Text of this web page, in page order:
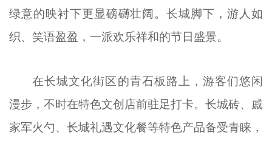
绿意的映衬下更显磅礴壮阔。长城脚下，游人如
织、笑语盈盈，一派欢乐祥和的节日盛景。
在长城文化街区的青石板路上，游客们悠闲
漫步，不时在特色文创店前驻足打卡。长城砖、戚
家军火勺、长城礼遇文化餐等特色产品备受青睐，